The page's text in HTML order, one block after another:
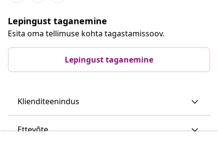
Lepingust taganemine
Esita oma tellimuse kohta tagastamissoov.
Lepingust taganemine
Klienditeenindus
Ettevõte